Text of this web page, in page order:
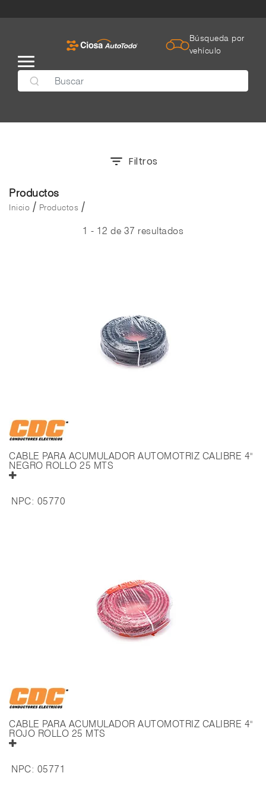
Búsqueda por
vehículo
Filtros
Productos
Inicio / Productos /
1 - 12 de 37 resultados
CABLE PARA ACUMULADOR AUTOMOTRIZ CALIBRE 4"
NEGRO ROLLO 25 MTS
NPC: 05770
CABLE PARA ACUMULADOR AUTOMOTRIZ CALIBRE 4"
ROJO ROLLO 25 MTS
NPC: 05771